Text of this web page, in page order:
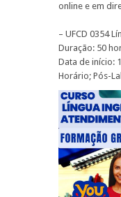
online e em
– UFCD 0354
Duração: 50
Data de início:
Horário; Pós-